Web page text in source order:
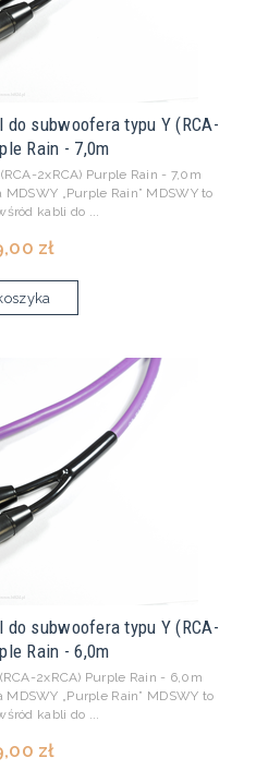
do subwoofera typu Y (RCA-
Rain - 7,0m
2xRCA) Purple Rain - 7,0m
„Purple Rain” MDSWY to
kabli do ...
zł
do subwoofera typu Y (RCA-
Rain - 6,0m
2xRCA) Purple Rain - 6,0m
„Purple Rain” MDSWY to
kabli do ...
zł